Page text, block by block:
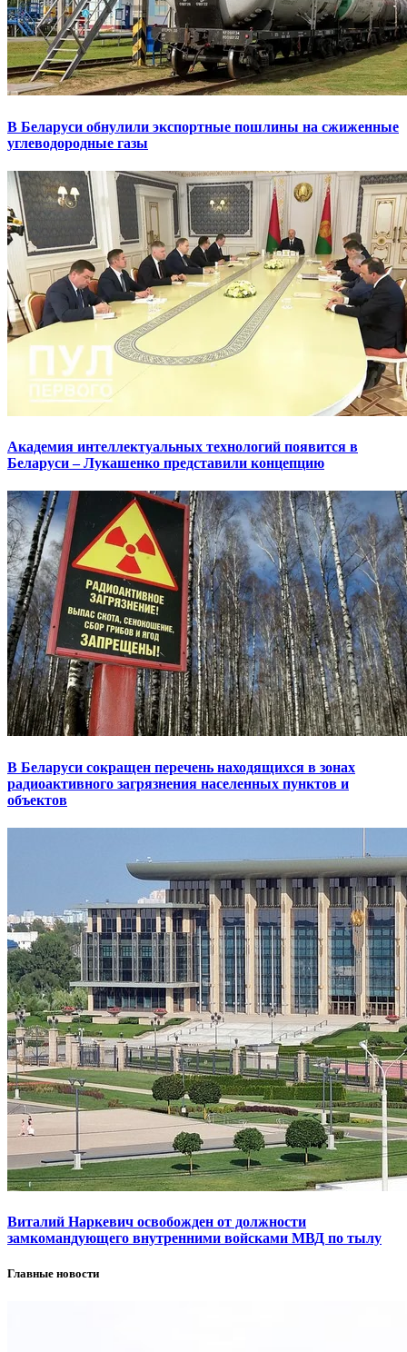
В Беларуси обнулили экспортные пошлины на сжиженные
углеводородные газы
Академия интеллектуальных технологий появится в
Беларуси – Лукашенко представили концепцию
В Беларуси сокращен перечень находящихся в зонах
радиоактивного загрязнения населенных пунктов и
объектов
Виталий Наркевич освобожден от должности
замкомандующего внутренними войсками МВД по тылу
Главные новости